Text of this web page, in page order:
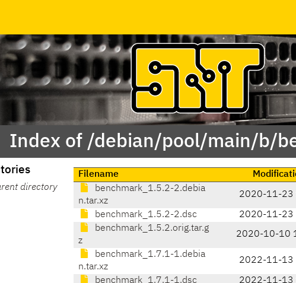
Index of /debian/pool/main/b/
directory
Filename
benchmark_1.5.2-2.debia
n.tar.xz
2020-11-23
benchmark_1.5.2-2.dsc 2020-11-23
benchmark_1.5.2.orig.tar.g
z
2020-10-10
benchmark_1.7.1-1.debia
n.tar.xz
2022-11-13
benchmark_1.7.1-1.dsc 2022-11-13